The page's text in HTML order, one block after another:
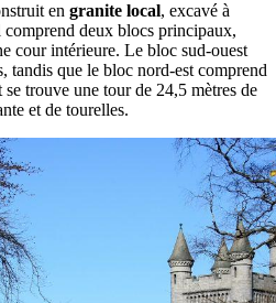
en granite local, excavé à
deux blocs principaux,
cour intérieure. Le bloc sud-ouest
tandis que le bloc nord-est comprend
trouve une tour de 24,5 mètres de
et de tourelles.